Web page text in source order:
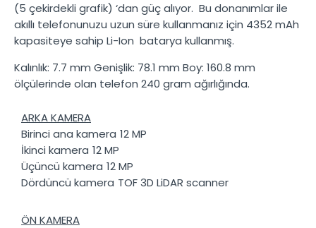
(5 çekirdekli grafik) ‘dan güç alıyor. Bu donanımlar ile
akıllı telefonunuzu uzun süre kullanmanız için 4352 mAh
kapasiteye sahip Li-Ion batarya kullanmış.
Kalınlık: 7.7 mm Genişlik: 78.1 mm Boy: 160.8 mm
ölçülerinde olan telefon 240 gram ağırlığında.
ARKA KAMERA
Birinci ana kamera 12 MP
İkinci kamera 12 MP
Üçüncü kamera 12 MP
Dördüncü kamera TOF 3D LiDAR scanner
ÖN KAMERA